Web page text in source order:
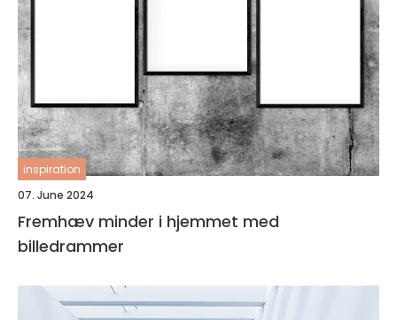
inspiration
07. June 2024
Fremhæv minder i hjemmet med
billedrammer